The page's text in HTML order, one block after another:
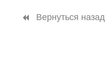
Вернуться назад